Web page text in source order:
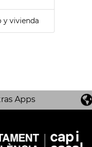
y vivienda
Apps